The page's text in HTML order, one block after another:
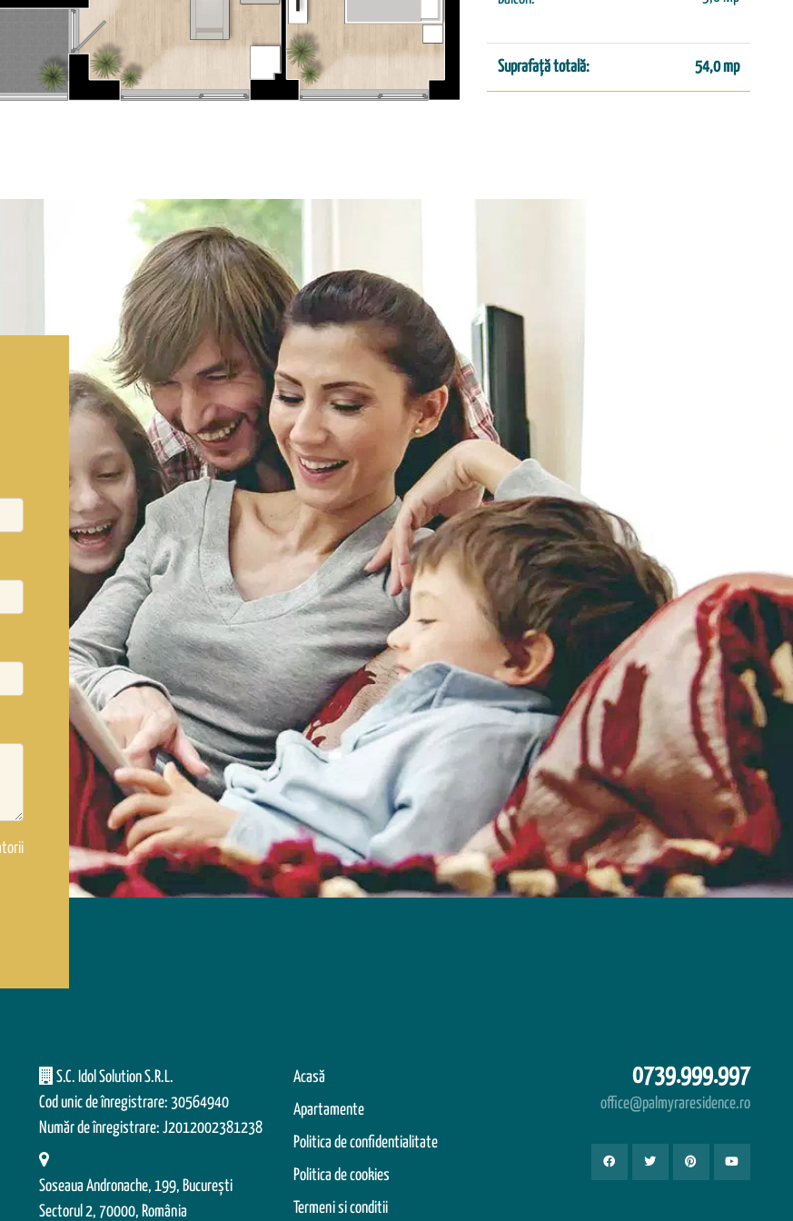
Suprafață totală: 54,0 mp
S.C. Idol Solution S.R.L.
Cod unic de înregistrare: 30564940
Număr de înregistrare: J2012002381238
Soseaua Andronache, 199, Bucureşti
Sectorul 2, 70000, România
Acasă
Apartamente
Politica de confidentialitate
Politica de cookies
Termeni si conditii
0739.999.997
office@palmyraresidence.ro